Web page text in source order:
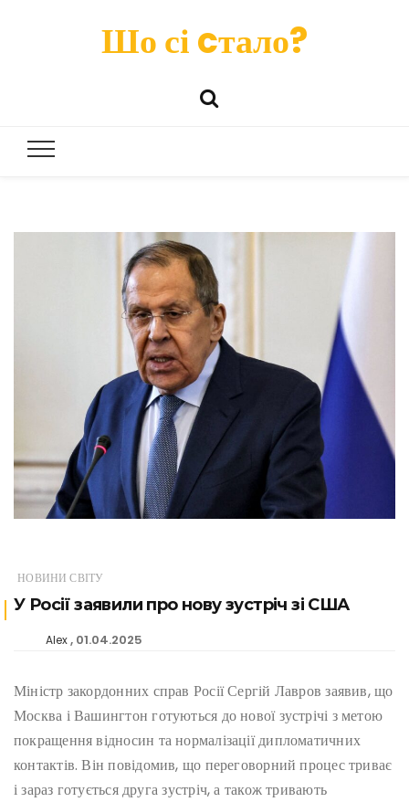
Шо сі cтало?
НОВИНИ СВІТУ
У Росії заявили про нову зустріч зі США
Alex 01.04.2025
Міністр закордонних справ Росії Сергій Лавров заявив, що
Москва і Вашингтон готуються до нової зустрічі з метою
покращення відносин та нормалізації дипломатичних
контактів. Він повідомив, що переговорний процес триває
і зараз готується друга зустріч, а також тривають